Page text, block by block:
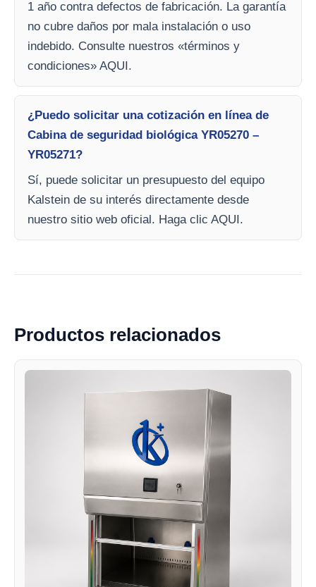
1 año contra defectos de fabricación. La garantía
no cubre daños por mala instalación o uso
indebido. Consulte nuestros «términos y
condiciones» AQUI.
¿Puedo solicitar una cotización en línea de
Cabina de seguridad biológica YR05270 –
YR05271?
Sí, puede solicitar un presupuesto del equipo
Kalstein de su interés directamente desde
nuestro sitio web oficial. Haga clic AQUI.
Productos relacionados